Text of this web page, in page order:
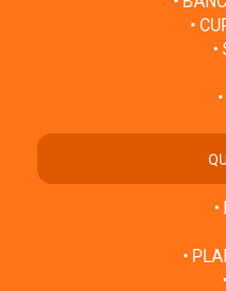
•
•
•